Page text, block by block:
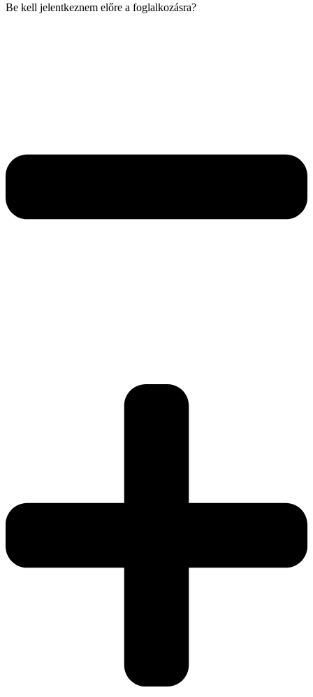
Be kell jelentkeznem előre a foglalkozásra?